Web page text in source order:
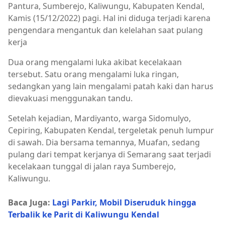
Pantura, Sumberejo, Kaliwungu, Kabupaten Kendal,
Kamis (15/12/2022) pagi. Hal ini diduga terjadi karena
pengendara mengantuk dan kelelahan saat pulang
kerja
Dua orang mengalami luka akibat kecelakaan
tersebut. Satu orang mengalami luka ringan,
sedangkan yang lain mengalami patah kaki dan harus
dievakuasi menggunakan tandu.
Setelah kejadian, Mardiyanto, warga Sidomulyo,
Cepiring, Kabupaten Kendal, tergeletak penuh lumpur
di sawah. Dia bersama temannya, Muafan, sedang
pulang dari tempat kerjanya di Semarang saat terjadi
kecelakaan tunggal di jalan raya Sumberejo,
Kaliwungu.
Baca Juga: Lagi Parkir, Mobil Diseruduk hingga
Terbalik ke Parit di Kaliwungu Kendal